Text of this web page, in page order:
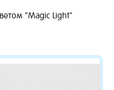
"Magic Light"